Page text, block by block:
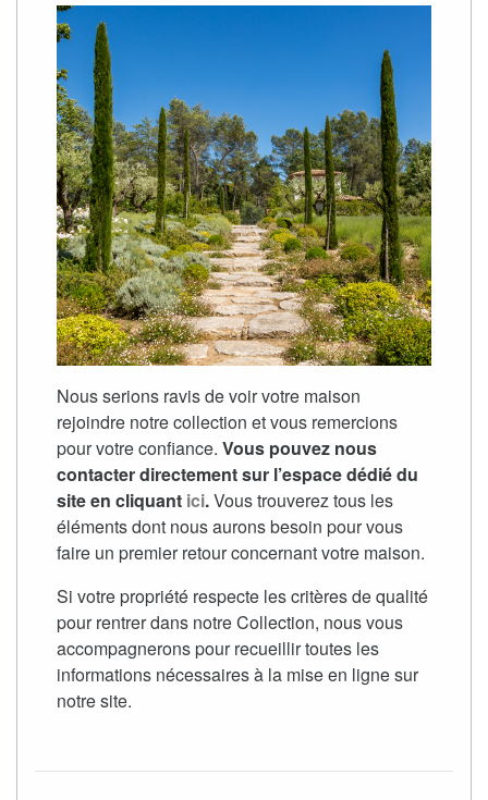
Nous serions ravis de voir votre maison
rejoindre notre collection et vous remercions
pour votre confiance. Vous pouvez nous
contacter directement sur l’espace dédié du
site en cliquant ici.Vous trouverez tous les
éléments dont nous aurons besoin pour vous
faire un premier retour concernant votre maison.
Si votre propriété respecte les critères de qualité
pour rentrer dans notre Collection, nous vous
accompagnerons pour recueillir toutes les
informations nécessaires à la mise en ligne sur
notre site.